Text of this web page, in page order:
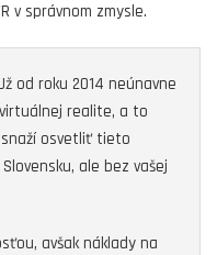
v správnom zmysle.
od roku 2014 neúnavne
realite, a to
snaží osvetliť tieto
ale bez vašej
avšak náklady na